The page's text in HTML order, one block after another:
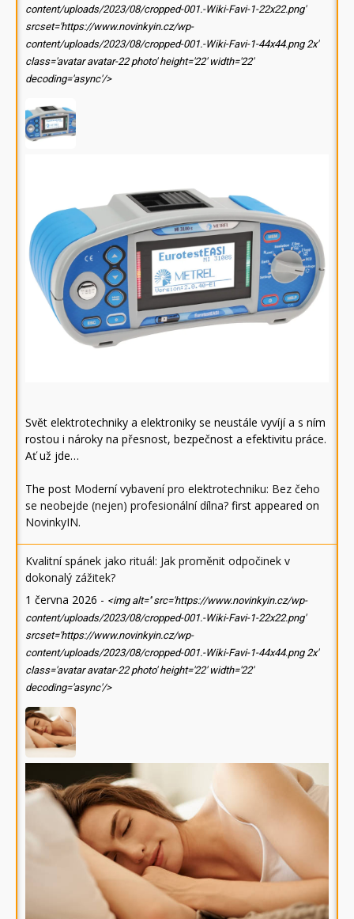
content/uploads/2023/08/cropped-001.-Wiki-Favi-1-22x22.png'
srcset='https://www.novinkyin.cz/wp-
content/uploads/2023/08/cropped-001.-Wiki-Favi-1-44x44.png 2x'
class='avatar avatar-22 photo' height='22' width='22'
decoding='async'/>
Svět elektrotechniky a elektroniky se neustále vyvíjí a s ním
rostou i nároky na přesnost, bezpečnost a efektivitu práce.
Ať už jde…
The post Moderní vybavení pro elektrotechniku: Bez čeho
se neobejde (nejen) profesionální dílna? first appeared on
NovinkyIN.
Kvalitní spánek jako rituál: Jak proměnit odpočinek v
dokonalý zážitek?
1 června 2026 - <img alt='' src='https://www.novinkyin.cz/wp-
content/uploads/2023/08/cropped-001.-Wiki-Favi-1-22x22.png'
srcset='https://www.novinkyin.cz/wp-
content/uploads/2023/08/cropped-001.-Wiki-Favi-1-44x44.png 2x'
class='avatar avatar-22 photo' height='22' width='22'
decoding='async'/>